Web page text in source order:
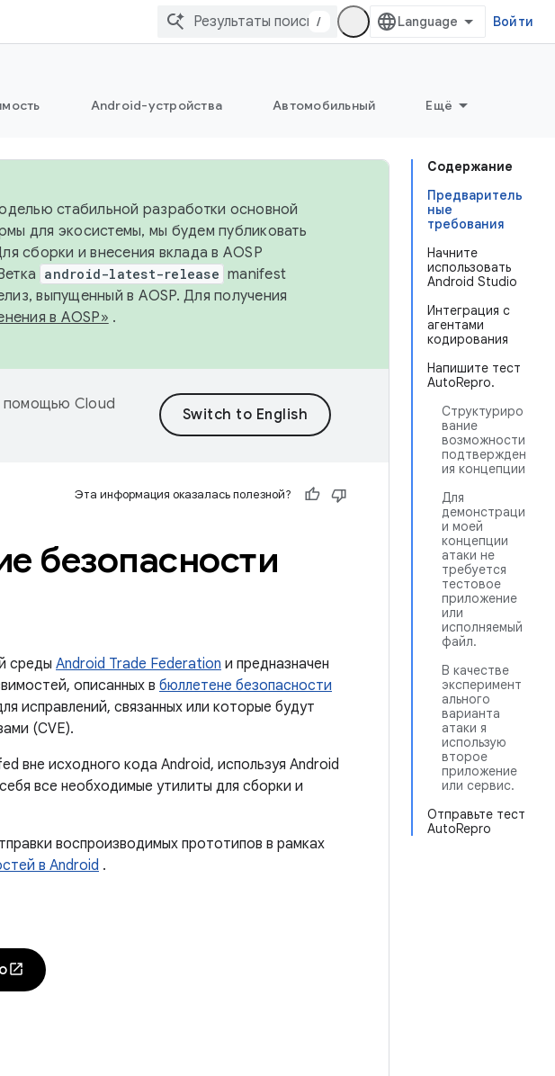
/ Войти
Android-устройства Автомобильный Ещё
Содержание
Предваритель
ные
требования
Начните
использовать
Android Studio
Интеграция с
агентами
кодирования
Напишите тест
AutoRepro.
Структуриро
вание
возможности
подтвержден
ия концепции
Для
демонстраци
и моей
концепции
атаки не
требуется
тестовое
приложение
или
исполняемый
файл.
В качестве
эксперимент
ального
варианта
атаки я
использую
второе
приложение
или сервис.
Отправьте тест
AutoRepro
стабильной разработки основной
для экосистемы, мы будем публиковать
сборки и внесения вклада в AOSP
android-latest-release manifest
выпущенный в AOSP. Для получения
в AOSP» .
помощью Cloud
Эта информация оказалась полезной?
безопасности
среды Android Trade Federation и предназначен
описанных в бюллетене безопасности
исправлений, связанных или которые будут
(CVE).
вне исходного кода Android, используя Android
все необходимые утилиты для сборки и
воспроизводимых прототипов в рамках
в Android .
open_in_new